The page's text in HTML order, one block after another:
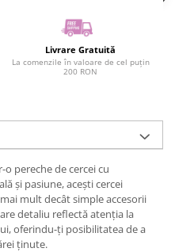
Livrare Gratuită
La comenzile în valoare de cel puțin
200 RON
pereche de cercei cu
și pasiune, acești cercei
mult decât simple accesorii
detaliu reflectă atenția la
oferindu-ți posibilitatea de a
ținute.